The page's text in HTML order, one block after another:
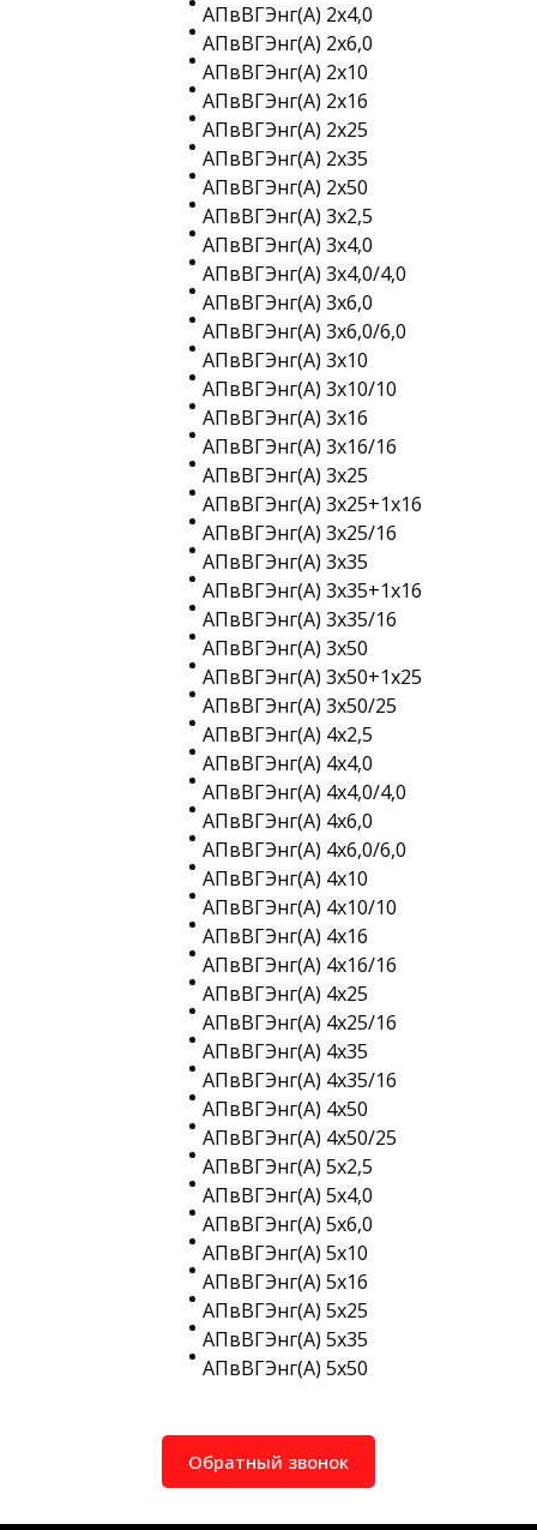
АПвВГЭнг(A) 2х4,0
АПвВГЭнг(A) 2х6,0
АПвВГЭнг(A) 2х10
АПвВГЭнг(A) 2х16
АПвВГЭнг(A) 2х25
АПвВГЭнг(A) 2х35
АПвВГЭнг(A) 2х50
АПвВГЭнг(A) 3х2,5
АПвВГЭнг(A) 3х4,0
АПвВГЭнг(A) 3х4,0/4,0
АПвВГЭнг(A) 3х6,0
АПвВГЭнг(A) 3х6,0/6,0
АПвВГЭнг(A) 3х10
АПвВГЭнг(A) 3х10/10
АПвВГЭнг(A) 3х16
АПвВГЭнг(A) 3х16/16
АПвВГЭнг(A) 3х25
АПвВГЭнг(A) 3х25+1х16
АПвВГЭнг(A) 3х25/16
АПвВГЭнг(A) 3х35
АПвВГЭнг(A) 3х35+1х16
АПвВГЭнг(A) 3х35/16
АПвВГЭнг(A) 3х50
АПвВГЭнг(A) 3х50+1х25
АПвВГЭнг(A) 3х50/25
АПвВГЭнг(A) 4х2,5
АПвВГЭнг(A) 4х4,0
АПвВГЭнг(A) 4х4,0/4,0
АПвВГЭнг(A) 4х6,0
АПвВГЭнг(A) 4х6,0/6,0
АПвВГЭнг(A) 4х10
АПвВГЭнг(A) 4х10/10
АПвВГЭнг(A) 4х16
АПвВГЭнг(A) 4х16/16
АПвВГЭнг(A) 4х25
АПвВГЭнг(A) 4х25/16
АПвВГЭнг(A) 4х35
АПвВГЭнг(A) 4х35/16
АПвВГЭнг(A) 4х50
АПвВГЭнг(A) 4х50/25
АПвВГЭнг(A) 5х2,5
АПвВГЭнг(A) 5х4,0
АПвВГЭнг(A) 5х6,0
АПвВГЭнг(A) 5х10
АПвВГЭнг(A) 5х16
АПвВГЭнг(A) 5х25
АПвВГЭнг(A) 5х35
АПвВГЭнг(A) 5х50
Обратный звонок